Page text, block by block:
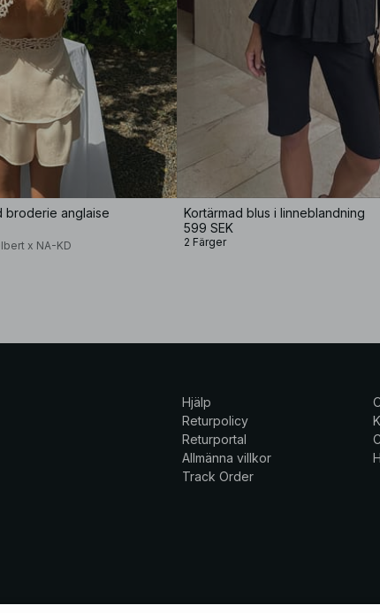
broderie anglaise
x NA-KD
Kortärmad blus i linneblandning
599 SEK
2 Färger
Hjälp
Returpolicy
Returportal
Allmänna villkor
Track Order